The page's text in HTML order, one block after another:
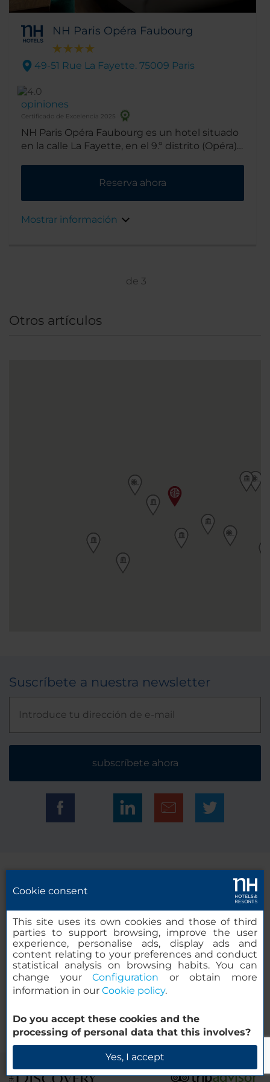
NH Paris Opéra Faubourg
49-51 Rue La Fayette. 75009 Paris
opiniones
Certificado de Excelencia 2025
NH Paris Opéra Faubourg es un hotel situado
en la calle La Fayette, en el 9.º distrito (Opéra)
ubicación, el hotel queda a corta distancia a
pie de algunos de los principales lugares de
ópera Garnier y las galerías Lafayette, que
conocidas— está a tan solo 10 minutos de
Vendôme o el Sagrado Corazón se encuentran
Reserva ahora
Mostrar información
de 3
Otros artículos
Suscríbete a nuestra newsletter
subscríbete ahora
Aviso legal
Política de cookies
Política de privacidad
Canal de denuncias
Cookie consent
This site uses its own cookies and those of third
parties to support browsing, improve the user
experience, personalise ads, display ads and
content relating to your preferences and conduct
statistical analysis on browsing habits. You can
change yourConfiguration or obtain more
information in our Cookie policy.
Do you accept these cookies and the
processing of personal data that this involves?
Yes, I accept